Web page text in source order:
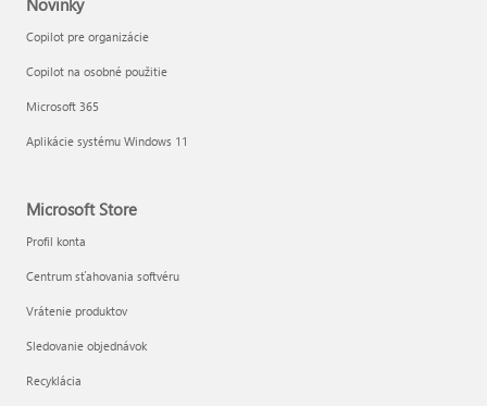
Novinky
Copilot pre organizácie
Copilot na osobné použitie
Microsoft 365
Aplikácie systému Windows 11
Microsoft Store
Profil konta
Centrum sťahovania softvéru
Vrátenie produktov
Sledovanie objednávok
Recyklácia